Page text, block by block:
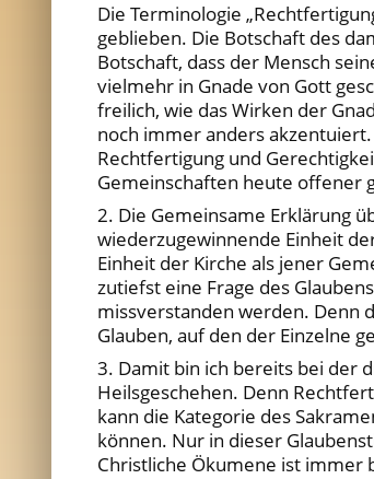
Die Terminologie
geblieben. Die Botschaft des
Botschaft, dass der Mensch
vielmehr in Gnade von Gott
freilich, wie das Wirken der
noch immer anders
Rechtfertigung und
Gemeinschaften heute offener
2. Die Gemeinsame Erklärung
wiederzugewinnende Einheit
Einheit der Kirche als jener
zutiefst eine Frage des
missverstanden werden. Denn
Glauben, auf den der Einzelne
3. Damit bin ich bereits bei der
Heilsgeschehen. Denn
kann die Kategorie des
können. Nur in dieser
Christliche Ökumene ist immer